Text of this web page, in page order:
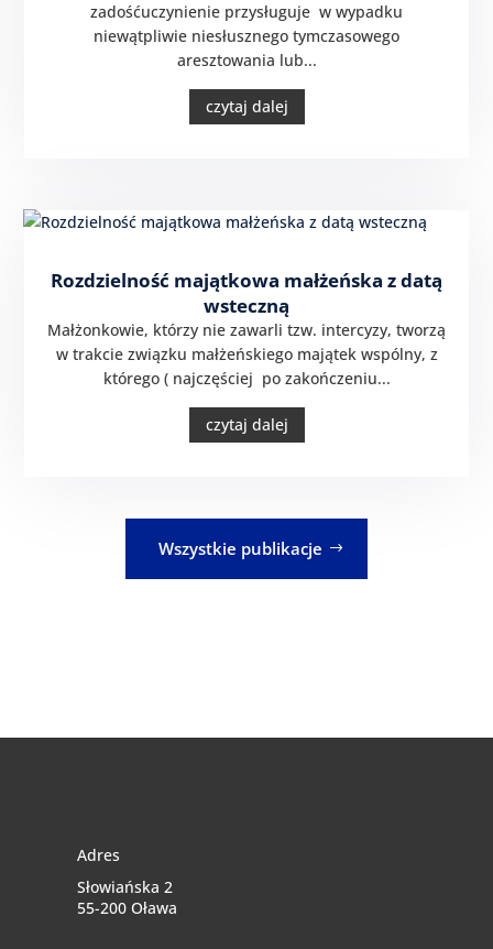
zadośćuczynienie przysługuje w wypadku
niewątpliwie niesłusznego tymczasowego
aresztowania lub...
czytaj dalej
Rozdzielność majątkowa małżeńska z datą
wsteczną
Małżonkowie, którzy nie zawarli tzw. intercyzy, tworzą
w trakcie związku małżeńskiego majątek wspólny, z
którego ( najczęściej po zakończeniu...
czytaj dalej
Wszystkie publikacje
Adres
Słowiańska 2
55-200 Oława